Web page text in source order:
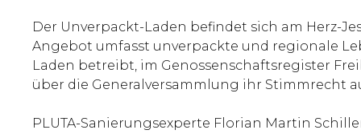
Der Unverpackt-Laden befindet sich am Herz-
Angebot umfasst unverpackte und regionale
Laden betreibt, im Genossenschaftsregister
über die Generalversammlung ihr Stimmrecht
PLUTA-Sanierungsexperte Florian Martin